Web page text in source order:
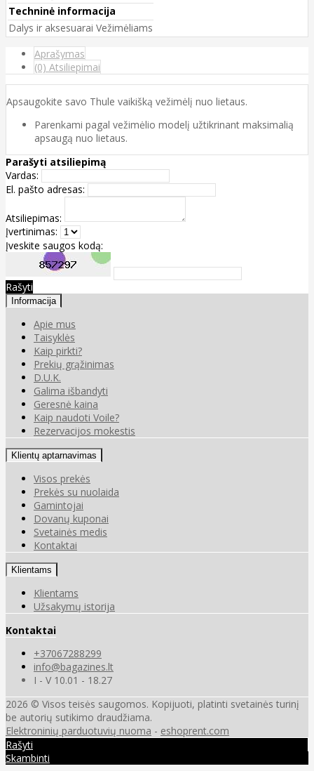
Techninė informacija
Dalys ir aksesuarai Vežimėliams
Aprašymas
(0) Atsiliepimai
Apsaugokite savo Thule vaikišką vežimėlį nuo lietaus.
Parenkami pagal vežimėlio modelį užtikrinant maksimalią
apsaugą nuo lietaus.
Parašyti atsiliepimą
Vardas:
El. pašto adresas:
Atsiliepimas:
Įvertinimas:
Įveskite saugos kodą:
Rašyti
Informacija
Apie mus
Taisyklės
Kaip pirkti?
Prekių grąžinimas
D.U.K.
Galima išbandyti
Geresnė kaina
Kaip naudoti Voile?
Rezervacijos mokestis
Klientų aptarnavimas
Visos prekės
Prekės su nuolaida
Gamintojai
Dovanų kuponai
Svetainės medis
Kontaktai
Klientams
Klientams
Užsakymų istorija
Kontaktai
+37067288299
info@bagazines.lt
I - V 10.01 - 18.27
2026 © Visos teisės saugomos. Kopijuoti, platinti svetainės turinį
be autorių sutikimo draudžiama.
Elektroninių parduotuvių nuoma - eshoprent.com
Rašyti
Skambinti